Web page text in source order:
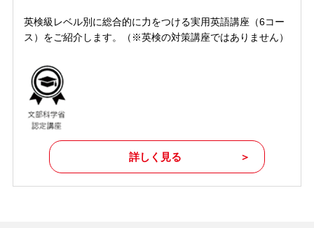
英検級レベル別に総合的に力をつける実用英語講座（6コー
ス）をご紹介します。（※英検の対策講座ではありません）
詳しく見る